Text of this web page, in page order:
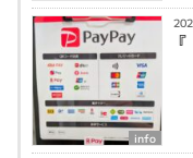
info